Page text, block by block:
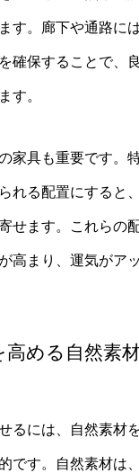
す。廊下や通路に
確保することで、
す。
家具も重要です。
れる配置にすると
せます。これらの
高まり、運気がア
高める自然素
るには、自然素材
です。自然素材は